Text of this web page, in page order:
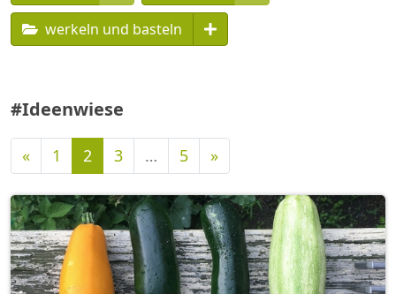
werkeln und basteln
#Ideenwiese
«Vorherige
1 2 3 … 5 »Nächste